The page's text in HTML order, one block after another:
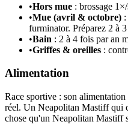
•Hors mue : brossage
•Mue (avril & octobre)
furminator. Préparez 2 à
•Bain : 2 à 4 fois par an
•Griffes & oreilles :
Alimentation
Race sportive : son
réel. Un Neapolitan Mastiff qui
chose qu'un Neapolitan Mastiff